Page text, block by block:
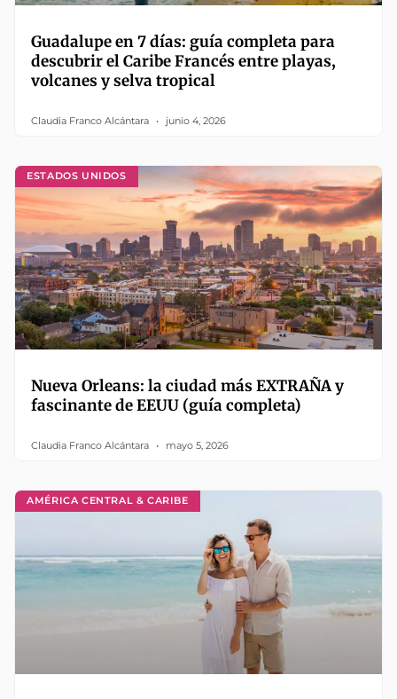
Guadalupe en 7 días: guía completa para
descubrir el Caribe Francés entre playas,
volcanes y selva tropical
Claudia Franco Alcántara junio 4, 2026
ESTADOS UNIDOS
Nueva Orleans: la ciudad más EXTRAÑA y
fascinante de EEUU (guía completa)
Claudia Franco Alcántara mayo 5, 2026
AMÉRICA CENTRAL & CARIBE